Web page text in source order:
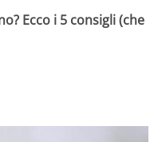
Ecco i 5 consigli (che